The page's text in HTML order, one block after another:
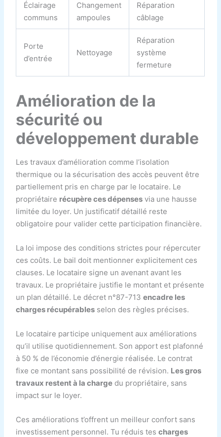
Éclairage
communs
Changement
ampoules
Réparation
câblage
Porte
d’entrée
Nettoyage
Réparation
système
fermeture
Amélioration de la
sécurité ou
développement durable
Les travaux d’amélioration comme l’isolation
thermique ou la sécurisation des accès peuvent être
partiellement pris en charge par le locataire. Le
propriétaire récupère ces dépenses via une hausse
limitée du loyer. Un justificatif détaillé reste
obligatoire pour valider cette participation financière.
La loi impose des conditions strictes pour répercuter
ces coûts. Le bail doit mentionner explicitement ces
clauses. Le locataire signe un avenant avant les
travaux. Le propriétaire justifie le montant et présente
un plan détaillé. Le décret n°87-713encadre les
charges récupérables selon des règles précises.
Le locataire participe uniquement aux améliorations
qu’il utilise quotidiennement. Son apport est plafonné
à 50 % de l’économie d’énergie réalisée. Le contrat
fixe ce montant sans possibilité de révision. Les gros
travaux restent à la charge du propriétaire, sans
impact sur le loyer.
Ces améliorations t’offrent un meilleur confort sans
investissement personnel. Tu réduis tescharges